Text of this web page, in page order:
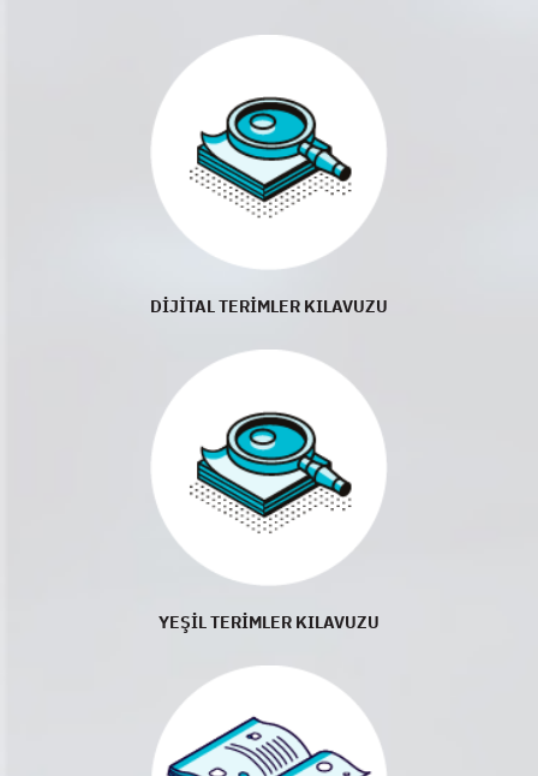
DİJİTAL TERİMLER KILAVUZU
YEŞİL TERİMLER KILAVUZU